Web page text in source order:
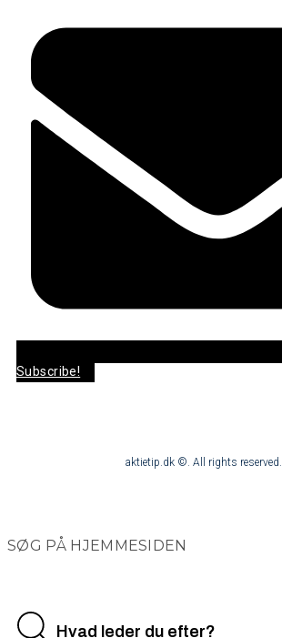
Subscribe!
aktietip.dk ©. All rights reserved.
SØG PÅ HJEMMESIDEN